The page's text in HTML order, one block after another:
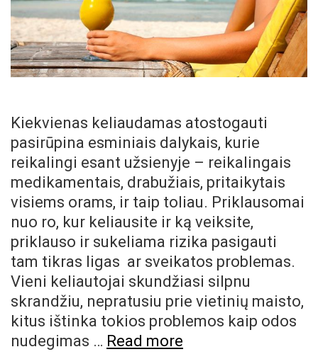
Kiekvienas keliaudamas atostogauti
pasirūpina esminiais dalykais, kurie
reikalingi esant užsienyje – reikalingais
medikamentais, drabužiais, pritaikytais
visiems orams, ir taip toliau. Priklausomai
nuo ro, kur keliausite ir ką veiksite,
priklauso ir sukeliama rizika pasigauti
tam tikras ligas ar sveikatos problemas.
Vieni keliautojai skundžiasi silpnu
skrandžiu, nepratusiu prie vietinių maisto,
kitus ištinka tokios problemos kaip odos
nudegimas … Read more